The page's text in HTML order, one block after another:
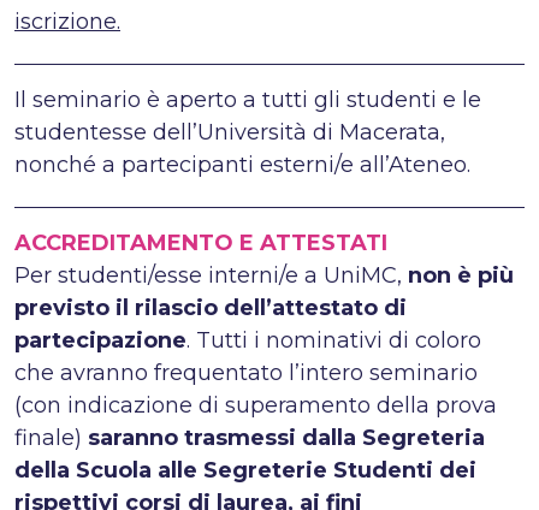
iscrizione.
Il seminario è aperto a tutti gli studenti e le
studentesse dell’Università di Macerata,
nonché a partecipanti esterni/e all’Ateneo.
ACCREDITAMENTO E ATTESTATI
Per studenti/esse interni/e a UniMC, non è più
previsto il rilascio dell’attestato di
partecipazione. Tutti i nominativi di coloro
che avranno frequentato l’intero seminario
(con indicazione di superamento della prova
finale) saranno trasmessi dalla Segreteria
della Scuola alle Segreterie Studenti dei
rispettivi corsi di laurea, ai fini